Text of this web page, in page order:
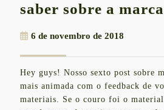
saber sobre a marca
6 de novembro de 2018
de
2018
Hey guys! Nosso sexto post sobre
mais animada com o feedback de
materiais. Se o couro foi o material